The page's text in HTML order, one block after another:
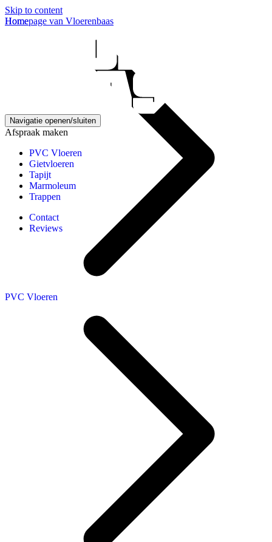
Skip to content
Homepage van Vloerenbaas
Navigatie openen/sluiten
Afspraak maken
PVC Vloeren
Gietvloeren
Tapijt
Marmoleum
Trappen
Contact
Reviews
Home
PVC Vloeren